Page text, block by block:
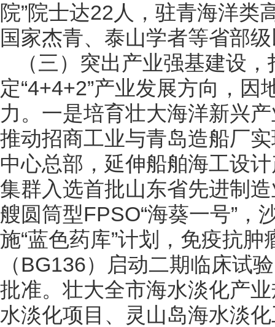
院”院士达22人，驻青海洋类
国家杰青、泰山学者等省部
（三）突出产业强基建设
定“4+4+2”产业发展方向，
力。一是培育壮大海洋新兴
推动招商工业与青岛造船厂
中心总部，延伸船舶海工设
集群入选首批山东省先进制
艘圆筒型FPSO“海葵一号”，
施“蓝色药库”计划，免疫抗
（BG136）启动二期临床试
批准。壮大全市海水淡化产
水淡化项目、灵山岛海水淡